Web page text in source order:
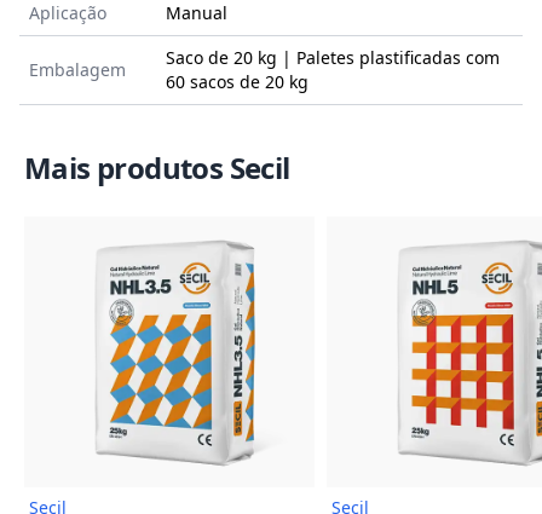
Aplicação
Manual
Embalagem
Saco de 20 kg | Paletes plastificadas com
60 sacos de 20 kg
Mais produtos Secil
Imagem do Produto
Secil Secil